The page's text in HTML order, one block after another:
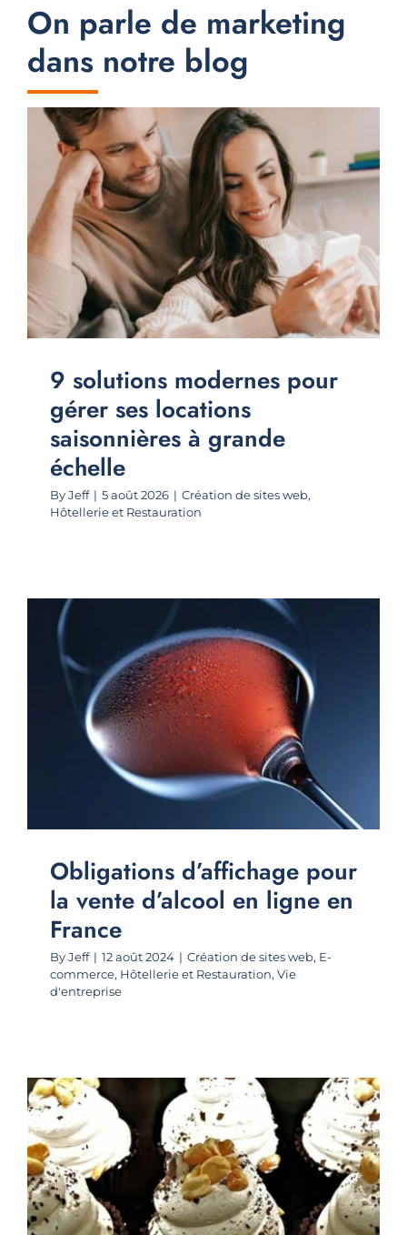
On parle de marketing
dans notre blog
9 solutions modernes pour
gérer ses locations
saisonnières à grande
échelle
ByJeff | 5 août 2026 | Création de sites web,
Hôtellerie et Restauration
Obligations d’affichage pour
la vente d’alcool en ligne en
France
ByJeff | 12 août 2024 | Création de sites web, E-
commerce, Hôtellerie et Restauration, Vie
d'entreprise